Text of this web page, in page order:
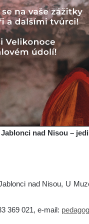
nad Nisou –
nad Nisou, U
369 021, e-mail: